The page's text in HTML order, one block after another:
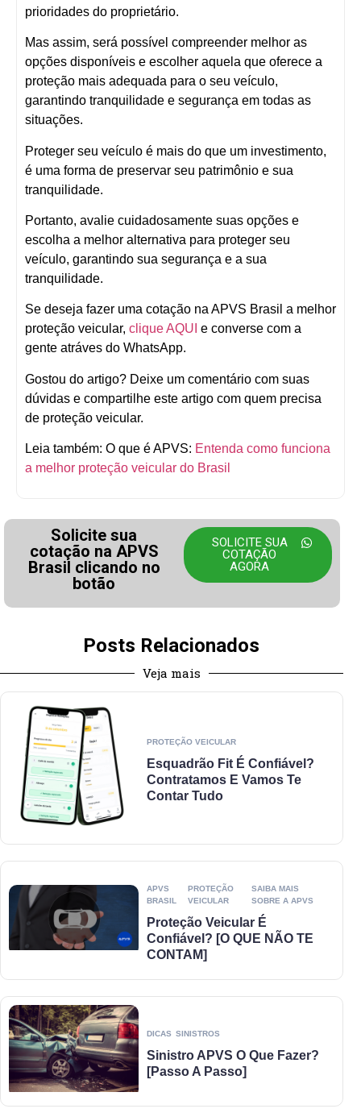
prioridades do proprietário.
Mas assim, será possível compreender melhor as
opções disponíveis e escolher aquela que oferece a
proteção mais adequada para o seu veículo,
garantindo tranquilidade e segurança em todas as
situações.
Proteger seu veículo é mais do que um investimento,
é uma forma de preservar seu patrimônio e sua
tranquilidade.
Portanto, avalie cuidadosamente suas opções e
escolha a melhor alternativa para proteger seu
veículo, garantindo sua segurança e a sua
tranquilidade.
Se deseja fazer uma cotação na APVS Brasil a melhor
proteção veicular, clique AQUI e converse com a
gente atráves do WhatsApp.
Gostou do artigo? Deixe um comentário com suas
dúvidas e compartilhe este artigo com quem precisa
de proteção veicular.
Leia também: O que é APVS: Entenda como funciona
a melhor proteção veicular do Brasil
Solicite sua
cotação na APVS
Brasil clicando no
botão
SOLICITE SUA
COTAÇÃO
AGORA
Posts Relacionados
Veja mais
PROTEÇÃO VEICULAR
Esquadrão Fit É Confiável?
Contratamos E Vamos Te
Contar Tudo
APVS
BRASIL
PROTEÇÃO
VEICULAR
SAIBA MAIS
SOBRE A APVS
Proteção Veicular É
Confiável? [O QUE NÃO TE
CONTAM]
DICAS SINISTROS
Sinistro APVS O Que Fazer?
[Passo A Passo]